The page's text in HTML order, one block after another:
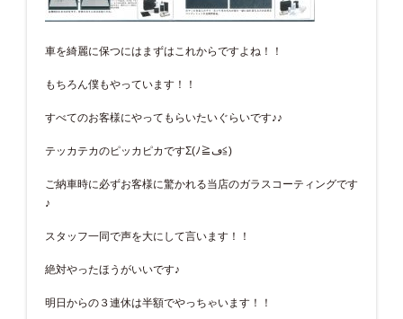
車を綺麗に保つにはまずはこれからですよね！！
もちろん僕もやっています！！
すべてのお客様にやってもらいたいぐらいです♪♪
テッカテカのピッカピカですΣ(ﾉ≧ڡ≦)
ご納車時に必ずお客様に驚かれる当店のガラスコーティングです
♪
スタッフ一同で声を大にして言います！！
絶対やったほうがいいです♪
明日からの３連休は半額でやっちゃいます！！